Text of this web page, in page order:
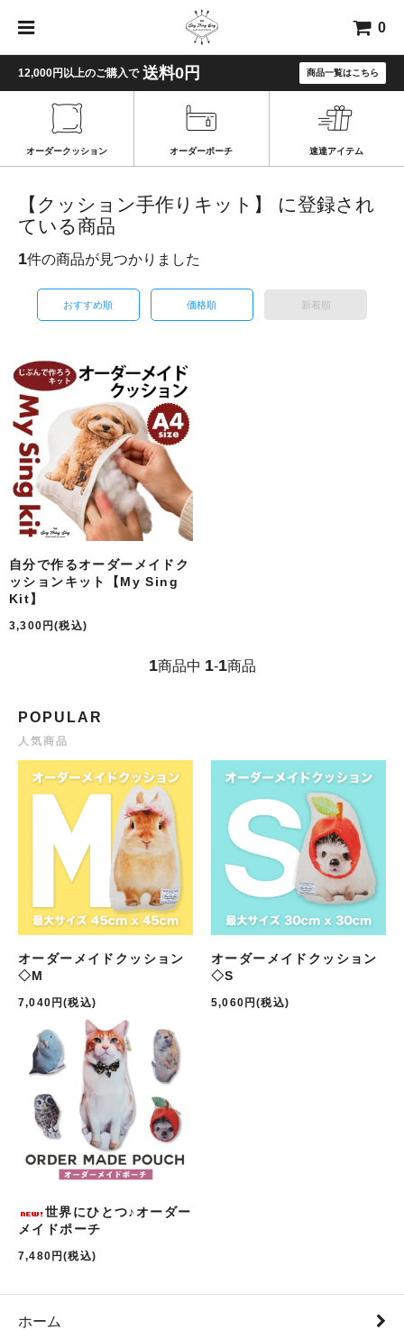
0
12,000円以上のご購入で 送料0円 商品一覧はこちら
オーダークッション オーダーポーチ 速達アイテム
【クッション手作りキット】 に登録され
ている商品
1件の商品が見つかりました
おすすめ順 価格順 新着順
自分で作るオーダーメイドク
ッションキット【My Sing
Kit】
3,300円(税込)
1商品中 1-1商品
POPULAR
人気商品
オーダーメイドクッション
◇M
7,040円(税込)
オーダーメイドクッション
◇S
5,060円(税込)
世界にひとつ♪オーダー
メイドポーチ
7,480円(税込)
ホーム